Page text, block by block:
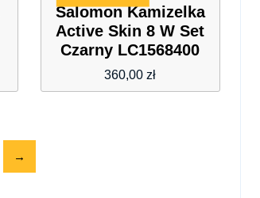
Salomon Kamizelka
Active Skin 8 W Set
Czarny LC1568400
360,00zł
→